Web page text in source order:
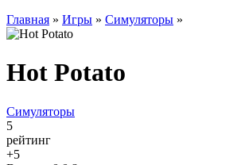
Главная » Игры » Симуляторы »
Hot Potato
Симуляторы
5
рейтинг
+5